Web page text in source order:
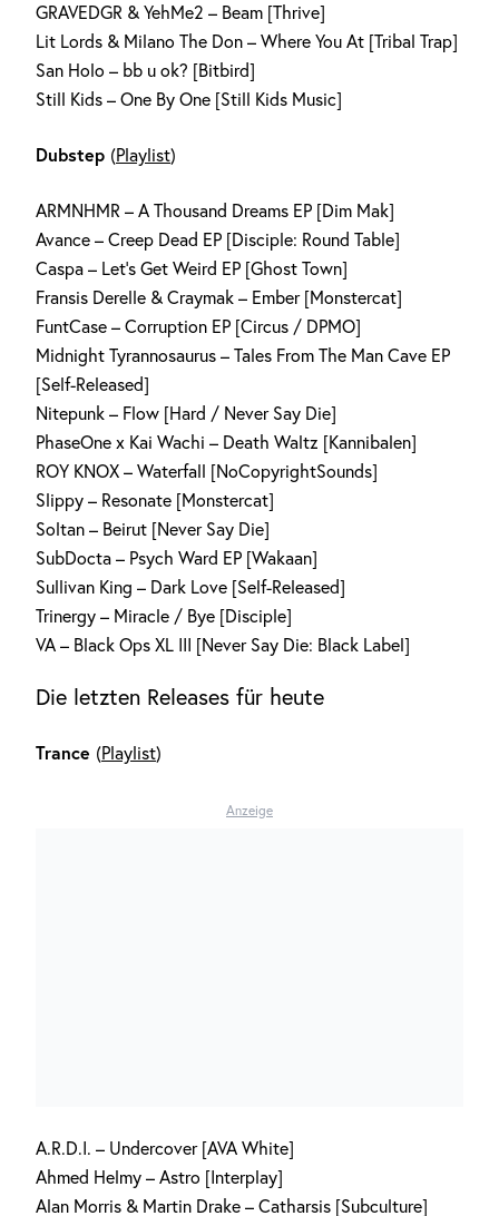
GRAVEDGR & YehMe2 – Beam [Thrive]
Lit Lords & Milano The Don – Where You At [Tribal Trap]
San Holo – bb u ok? [Bitbird]
Still Kids – One By One [Still Kids Music]
Dubstep (Playlist)
ARMNHMR – A Thousand Dreams EP [Dim Mak]
Avance – Creep Dead EP [Disciple: Round Table]
Caspa – Let’s Get Weird EP [Ghost Town]
Fransis Derelle & Craymak – Ember [Monstercat]
FuntCase – Corruption EP [Circus / DPMO]
Midnight Tyrannosaurus – Tales From The Man Cave EP
[Self-Released]
Nitepunk – Flow [Hard / Never Say Die]
PhaseOne x Kai Wachi – Death Waltz [Kannibalen]
ROY KNOX – Waterfall [NoCopyrightSounds]
Slippy – Resonate [Monstercat]
Soltan – Beirut [Never Say Die]
SubDocta – Psych Ward EP [Wakaan]
Sullivan King – Dark Love [Self-Released]
Trinergy – Miracle / Bye [Disciple]
VA – Black Ops XL III [Never Say Die: Black Label]
Die letzten Releases für heute
Trance (Playlist)
Anzeige
A.R.D.I. – Undercover [AVA White]
Ahmed Helmy – Astro [Interplay]
Alan Morris & Martin Drake – Catharsis [Subculture]